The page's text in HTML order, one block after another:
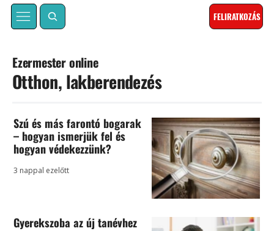
FELIRATKOZÁS
Otthon, lakberendezés
Ezermester online
Szú és más farontó bogarak
– hogyan ismerjük fel és
hogyan védekezzünk?
3 nappal ezelőtt
Gyerekszoba az új tanévhez